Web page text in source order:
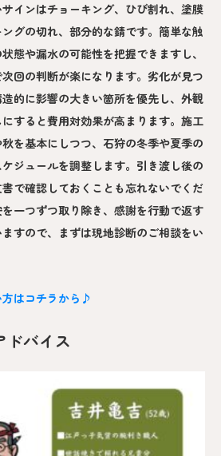
インはチョーキング、ひび割れ、塗膜
グの切れ、部分的な錆です。簡単な触
態や漏水の可能性を把握できますし、
回の判断が楽になります。劣化が見つ
的に影響の大きい箇所を優先し、外観
すると費用対効果が高まります。施工
を基本にしつつ、石狩の冬季や夏季の
ジュールを調整します。引き渡し後の
で確認しておくことも忘れないでくだ
一つずつ取り除き、感謝を行動で返す
すので、まずは現地診断のご相談をい
はコチラから♪
ドバイス